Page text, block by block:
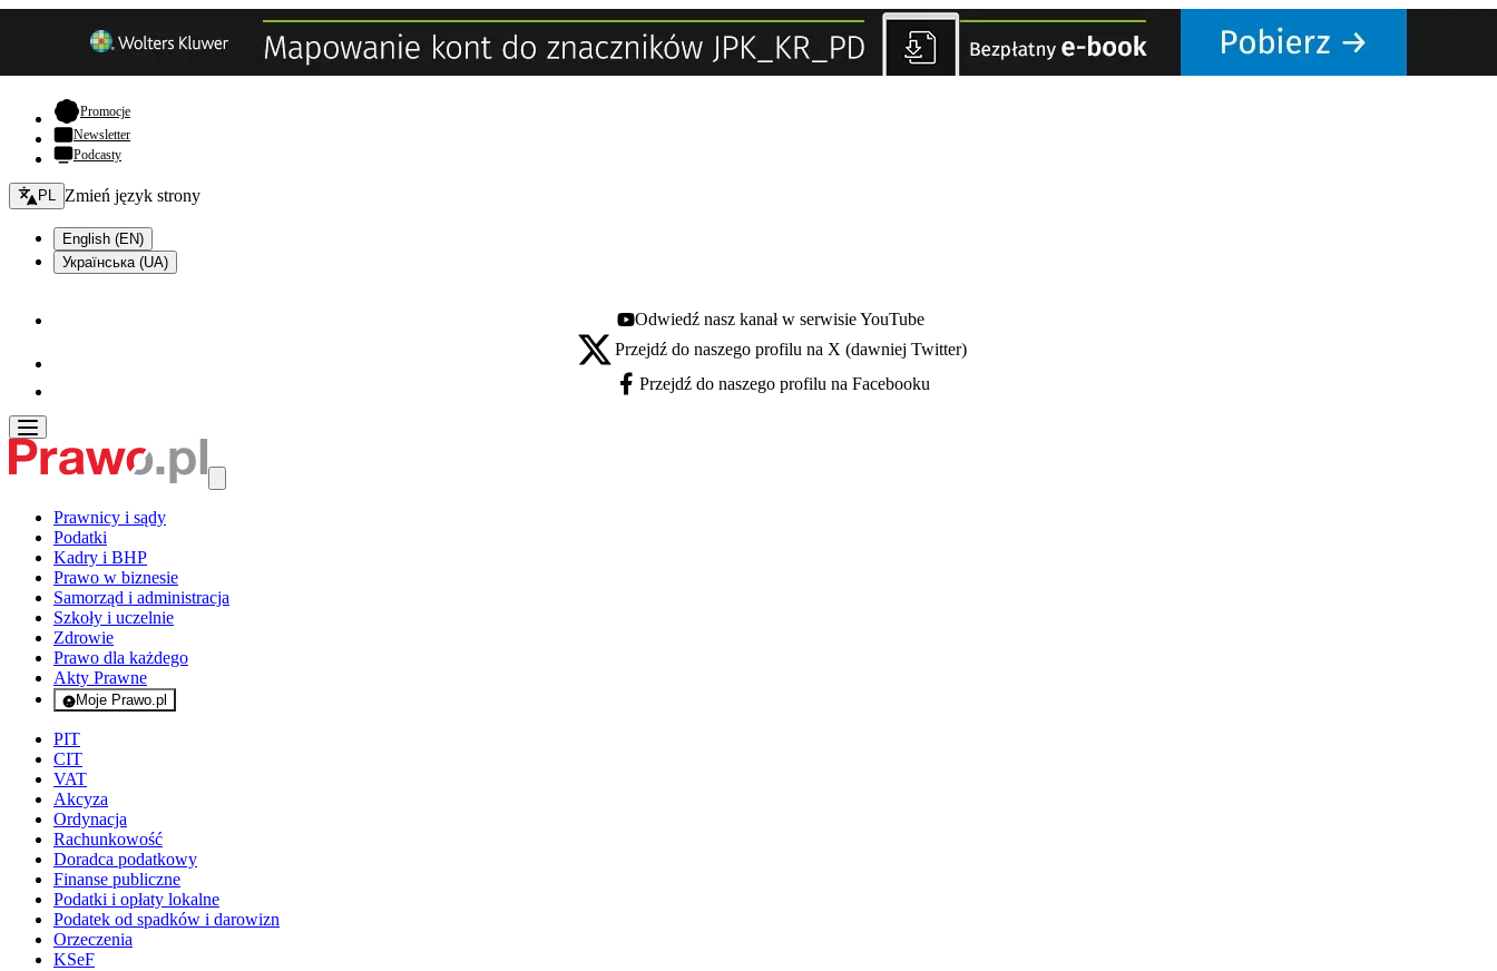
Promocje- otwiera się w nowej karcie
Newsletter
Podcasty
Zmień język - bieżący:
PL Zmień język strony
English (EN)
Українська (UA)
Youtube - otwiera się w nowej karcie
Odwiedź nasz kanał w serwisie YouTube
X - otwiera się w nowej karcie
Przejdź do naszego profilu na X (dawniej Twitter)
Facebook - otwiera się w nowej karcie
Przejdź do naszego profilu na Facebooku
Prawnicy i sądy
Podatki
Kadry i BHP
Prawo w biznesie
Samorząd i administracja
Szkoły i uczelnie
Zdrowie
Prawo dla każdego
Akty Prawne
Moje Prawo.pl
- rejestracja i logowanie do serwisu
PIT
CIT
VAT
Akcyza
Ordynacja
Rachunkowość
Doradca podatkowy
Finanse publiczne
Podatki i opłaty lokalne
Podatek od spadków i darowizn
Orzeczenia
KSeF